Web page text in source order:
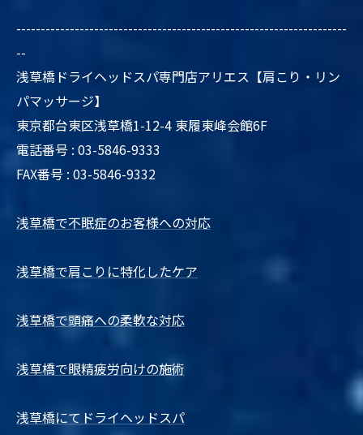
--------------------------------------------------------------------
--
浅草橋ドライヘッドスパ専門店アリエス【肩こり・リン
パマッサージ】
東京都台東区浅草橋1-12-4 東履東峰会館6F
電話番号 : 03-5846-9333
FAX番号 : 03-5846-9332
浅草橋で不眠症のお客様への対応
浅草橋で肩こりに特化したケア
浅草橋で頭痛への柔軟な対応
浅草橋で眼精疲労向けの施術
浅草橋にてドライヘッドスパ